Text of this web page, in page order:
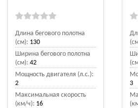
Длина бегового полотна
(см): 130
Ширина бегового полотна
(см): 42
Мощность двигателя (л.с.):
2
Максимальная скорость
(км/ч): 16
3